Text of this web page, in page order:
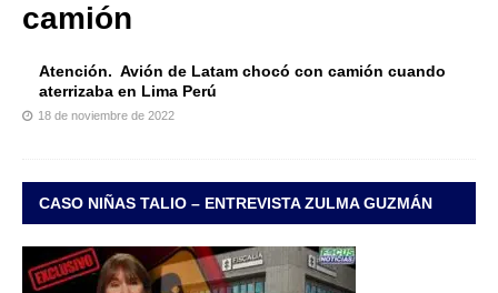
camión
Atención. Avión de Latam chocó con camión cuando
aterrizaba en Lima Perú
18 de noviembre de 2022
CASO NIÑAS TALIO – ENTREVISTA ZULMA GUZMÁN